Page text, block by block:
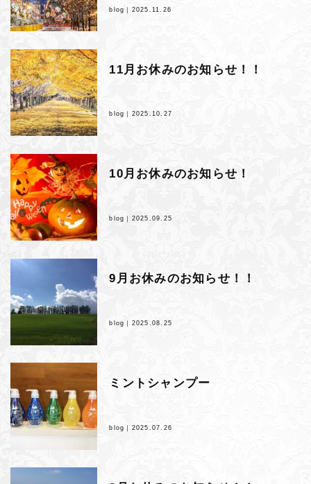
blog｜ 2025.11.26
11月お休みのお知らせ！！
blog｜ 2025.10.27
10月お休みのお知らせ！
blog｜ 2025.09.25
9月お休みのお知らせ！！
blog｜ 2025.08.25
ミントシャンプー
blog｜ 2025.07.26